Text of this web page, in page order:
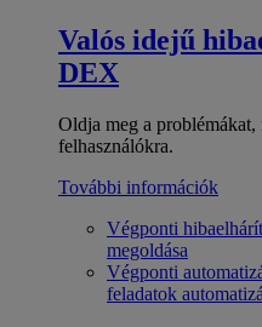
Valós idejű
DEX
Oldja meg a problémákat,
felhasználókra.
További információk
Végponti
megoldása
Végponti
feladatok